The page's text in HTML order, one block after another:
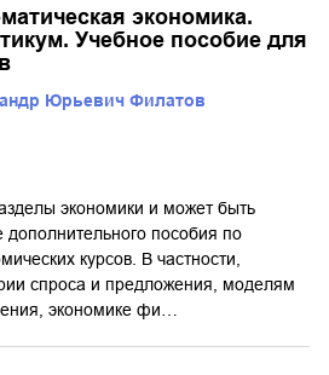
экономика.
Учебное пособие для
Юрьевич Филатов
экономики и может быть
дополнительного пособия по
курсов. В частности,
спроса и предложения, моделям
экономике фи…